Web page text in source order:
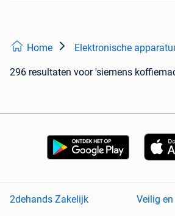
Home Elektronische
296 resultaten voor 'siemens
2dehands Zakelijk
Veilig